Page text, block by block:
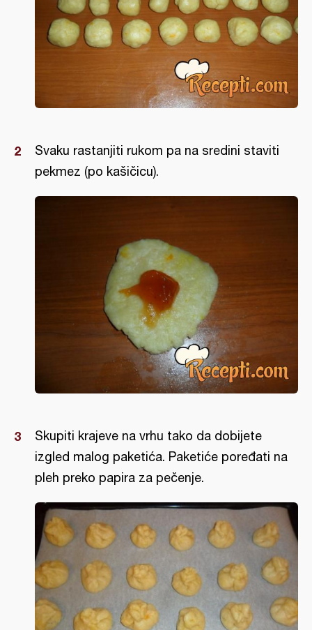
Svaku rastanjiti rukom pa na sredini staviti
pekmez (po kašičicu).
Skupiti krajeve na vrhu tako da dobijete
izgled malog paketića. Paketiće poređati na
pleh preko papira za pečenje.